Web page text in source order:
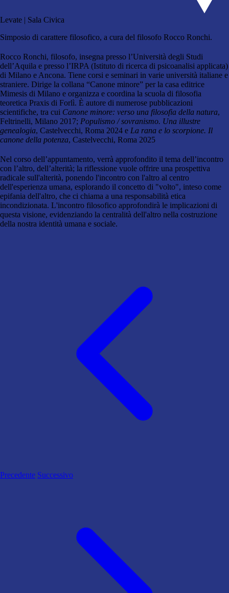
Levate | Sala Civica
Simposio di carattere filosofico, a cura del filosofo Rocco Ronchi.
Rocco Ronchi, filosofo, insegna presso l’Università degli Studi
dell’Aquila e presso l’IRPA (Istituto di ricerca di psicoanalisi applicata)
di Milano e Ancona. Tiene corsi e seminari in varie università italiane e
straniere. Dirige la collana “Canone minore” per la casa editrice
Mimesis di Milano e organizza e coordina la scuola di filosofia
teoretica Praxis di Forlì. È autore di numerose pubblicazioni
scientifiche, tra cui Canone minore: verso una filosofia della natura,
Feltrinelli, Milano 2017; Populismo / sovranismo. Una illustre
genealogia, Castelvecchi, Roma 2024 e La rana e lo scorpione. Il
canone della potenza, Castelvecchi, Roma 2025
Nel corso dell’appuntamento, verrà approfondito il tema dell’incontro
con l’altro, dell’alterità; la riflessione vuole offrire una prospettiva
radicale sull'alterità, ponendo l'incontro con l'altro al centro
dell'esperienza umana, esplorando il concetto di "volto", inteso come
epifania dell'altro, che ci chiama a una responsabilità etica
incondizionata. L'incontro filosofico approfondirà le implicazioni di
questa visione, evidenziando la centralità dell'altro nella costruzione
della nostra identità umana e sociale.
Precedente Successivo